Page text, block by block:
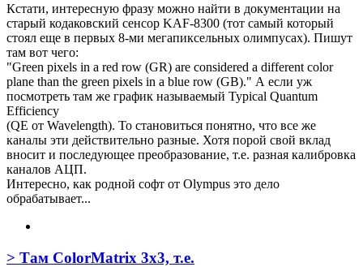
Кстати, интересную фразу можно найти в документации на
старый кодаковский сенсор KAF-8300 (тот самый который
стоял еще в первых 8-ми мегапиксельных олимпусах). Пишут
там вот чего:
"Green pixels in a red row (GR) are considered a different color
plane than the green pixels in a blue row (GB)." А если уж
посмотреть там же график называемый Typical Quantum
Efficiency
(QE от Wavelength). То становиться понятно, что все же
каналы эти действительно разные. Хотя порой свой вклад
вносит и последующее преобразование, т.е. разная калибровка
каналов АЦП.
Интересно, как родной софт от Olympus это дело
обрабатывает...
> Там ColorMatrix 3x3, т.е.